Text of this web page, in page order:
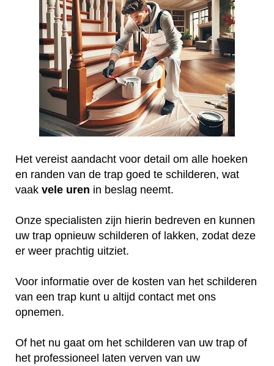
Het vereist aandacht voor detail om alle hoeken
en randen van de trap goed te schilderen, wat
vaak vele uren in beslag neemt.
Onze specialisten zijn hierin bedreven en kunnen
uw trap opnieuw schilderen of lakken, zodat deze
er weer prachtig uitziet.
Voor informatie over de kosten van het schilderen
van een trap kunt u altijd contact met ons
opnemen.
Of het nu gaat om het schilderen van uw trap of
het professioneel laten verven van uw